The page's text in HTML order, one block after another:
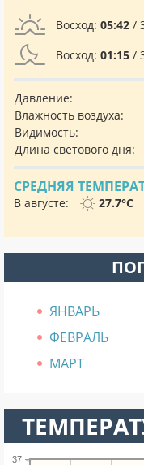
Восход: 05:42 /
Восход: 01:15 /
Давление:
Влажность воздуха:
Видимость:
Длина светового дня:
СРЕДНЯЯ
В августе: 27.7°C
ЯНВАРЬ
ФЕВРАЛЬ
МАРТ
37